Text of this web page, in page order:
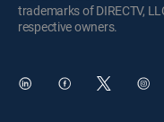
trademarks of DIRECTV,
respective owners.